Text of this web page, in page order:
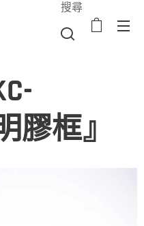
搜尋
膠框』